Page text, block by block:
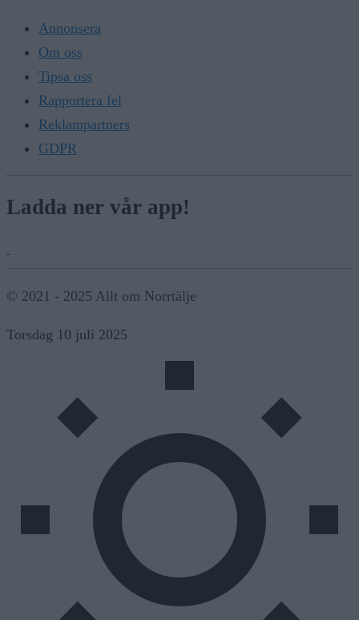
Annonsera
Om oss
Tipsa oss
Rapportera fel
Reklampartners
GDPR
Ladda ner vår app!
© 2021 - 2025 Allt om Norrtälje
Torsdag 10 juli 2025